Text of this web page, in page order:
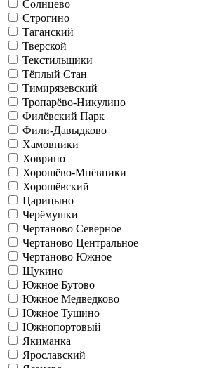
Солнцево
Строгино
Таганский
Тверской
Текстильщики
Тёплый Стан
Тимирязевский
Тропарёво-Никулино
Филёвский Парк
Фили-Давыдково
Хамовники
Ховрино
Хорошёво-Мнёвники
Хорошёвский
Царицыно
Черёмушки
Чертаново Северное
Чертаново Центральное
Чертаново Южное
Щукино
Южное Бутово
Южное Медведково
Южное Тушино
Южнопортовый
Якиманка
Ярославский